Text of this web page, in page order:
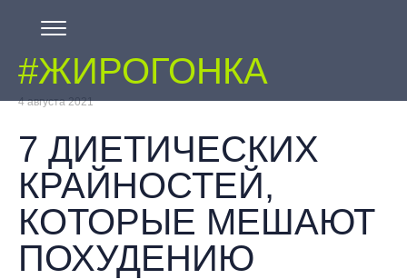
#ЖИРОГОНКА
4 августа 2021
7 ДИЕТИЧЕСКИХ
КРАЙНОСТЕЙ,
КОТОРЫЕ МЕШАЮТ
ПОХУДЕНИЮ